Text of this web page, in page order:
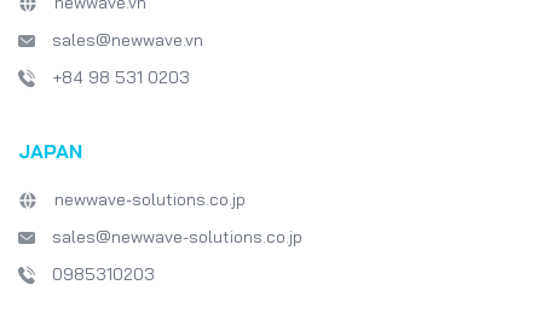
sales@newwave.vn
+84 98 531 0203
JAPAN
newwave-solutions.co.jp
sales@newwave-solutions.co.jp
0985310203